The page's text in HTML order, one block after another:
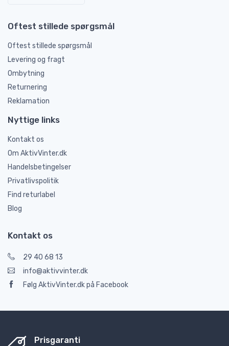
Oftest stillede spørgsmål
Oftest stillede spørgsmål
Levering og fragt
Ombytning
Returnering
Reklamation
Nyttige links
Kontakt os
Om AktivVinter.dk
Handelsbetingelser
Privatlivspolitik
Find returlabel
Blog
Kontakt os
29 40 68 13
info@aktivvinter.dk
Følg AktivVinter.dk på Facebook
Prisgaranti